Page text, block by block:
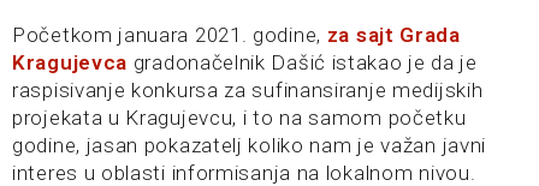
Početkom januara 2021. godine, za sajt Grada
Kragujevca gradonačelnik Dašić istakao je da je
raspisivanje konkursa za sufinansiranje medijskih
projekata u Kragujevcu, i to na samom početku
godine, jasan pokazatelj koliko nam je važan javni
interes u oblasti informisanja na lokalnom nivou.